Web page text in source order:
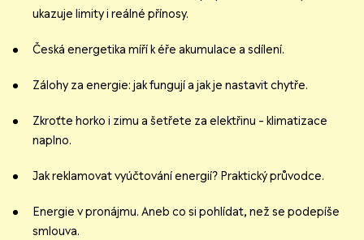
ukazuje limity i reálné přínosy.
Česká energetika míří k éře akumulace a sdílení.
Zálohy za energie: jak fungují a jak je nastavit chytře.
Zkroťte horko i zimu a šetřete za elektřinu – klimatizace
naplno.
Jak reklamovat vyúčtování energií? Praktický průvodce.
Energie v pronájmu. Aneb co si pohlídat, než se podepíše
smlouva.